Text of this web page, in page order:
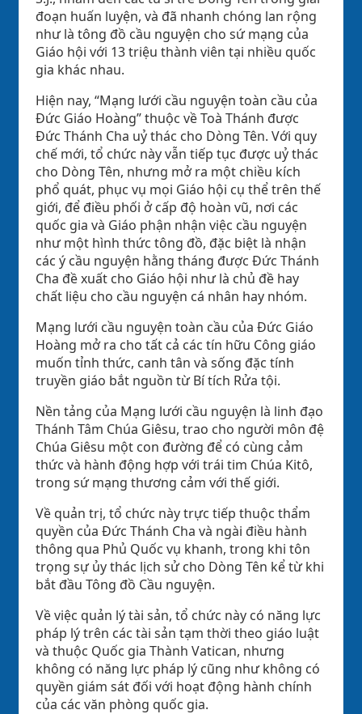
đoạn huấn luyện, và đã nhanh chóng lan rộng
như là tông đồ cầu nguyện cho sứ mạng của
Giáo hội với 13 triệu thành viên tại nhiều quốc
gia khác nhau.
Hiện nay, “Mạng lưới cầu nguyện toàn cầu của
Đức Giáo Hoàng” thuộc về Toà Thánh được
Đức Thánh Cha uỷ thác cho Dòng Tên. Với quy
chế mới, tổ chức này vẫn tiếp tục được uỷ thác
cho Dòng Tên, nhưng mở ra một chiều kích
phổ quát, phục vụ mọi Giáo hội cụ thể trên thế
giới, để điều phối ở cấp độ hoàn vũ, nơi các
quốc gia và Giáo phận nhận việc cầu nguyện
như một hình thức tông đồ, đặc biệt là nhận
các ý cầu nguyện hằng tháng được Đức Thánh
Cha đề xuất cho Giáo hội như là chủ đề hay
chất liệu cho cầu nguyện cá nhân hay nhóm.
Mạng lưới cầu nguyện toàn cầu của Đức Giáo
Hoàng mở ra cho tất cả các tín hữu Công giáo
muốn tỉnh thức, canh tân và sống đặc tính
truyền giáo bắt nguồn từ Bí tích Rửa tội.
Nền tảng của Mạng lưới cầu nguyện là linh đạo
Thánh Tâm Chúa Giêsu, trao cho người môn đệ
Chúa Giêsu một con đường để có cùng cảm
thức và hành động hợp với trái tim Chúa Kitô,
trong sứ mạng thương cảm với thế giới.
Về quản trị, tổ chức này trực tiếp thuộc thẩm
quyền của Đức Thánh Cha và ngài điều hành
thông qua Phủ Quốc vụ khanh, trong khi tôn
trọng sự ủy thác lịch sử cho Dòng Tên kể từ khi
bắt đầu Tông đồ Cầu nguyện.
Về việc quản lý tài sản, tổ chức này có năng lực
pháp lý trên các tài sản tạm thời theo giáo luật
và thuộc Quốc gia Thành Vatican, nhưng
không có năng lực pháp lý cũng như không có
quyền giám sát đối với hoạt động hành chính
của các văn phòng quốc gia.